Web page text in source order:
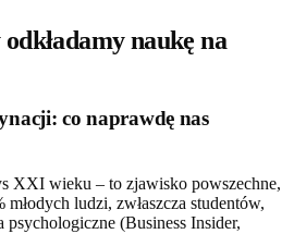
naukę na
co naprawdę nas
XXI wieku – to zjawisko powszechne,
ludzi, zwłaszcza studentów,
psychologiczne (Business Insider,